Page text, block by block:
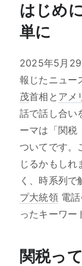
はじめ
単に
2025年5月29
報じたニュー
茂首相と アメ
話で話し合い
ーマは「関税
ついてです。
じるかもしれ
く、時系列
プ大統領電話
ったキーワー
関税っ